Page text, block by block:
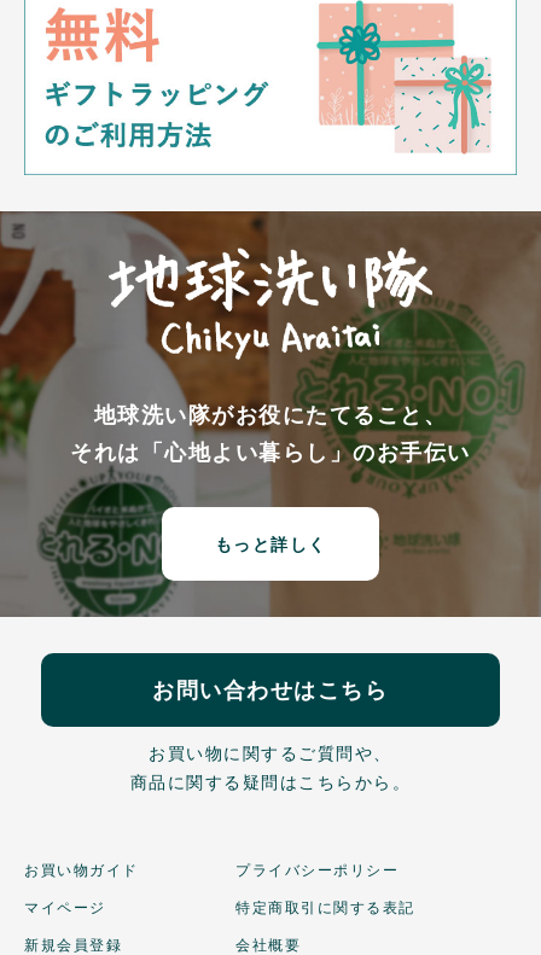
地球洗い隊がお役にたてること、
それは「心地よい暮らし」のお手伝い
もっと詳しく
お問い合わせはこちら
お買い物に関するご質問や、
商品に関する疑問はこちらから。
お買い物ガイド
マイページ
新規会員登録
プライバシーポリシー
特定商取引に関する表記
会社概要